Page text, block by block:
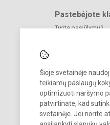
Šioje svetainėje
teikiamų paslaugų
optimizuoti naršymo
patvirtinate, kad
svetainėje. Jei norite
Pastebėjote
Turite pasiūlymų?
© 2024. Visagino vaikų
saugomos.